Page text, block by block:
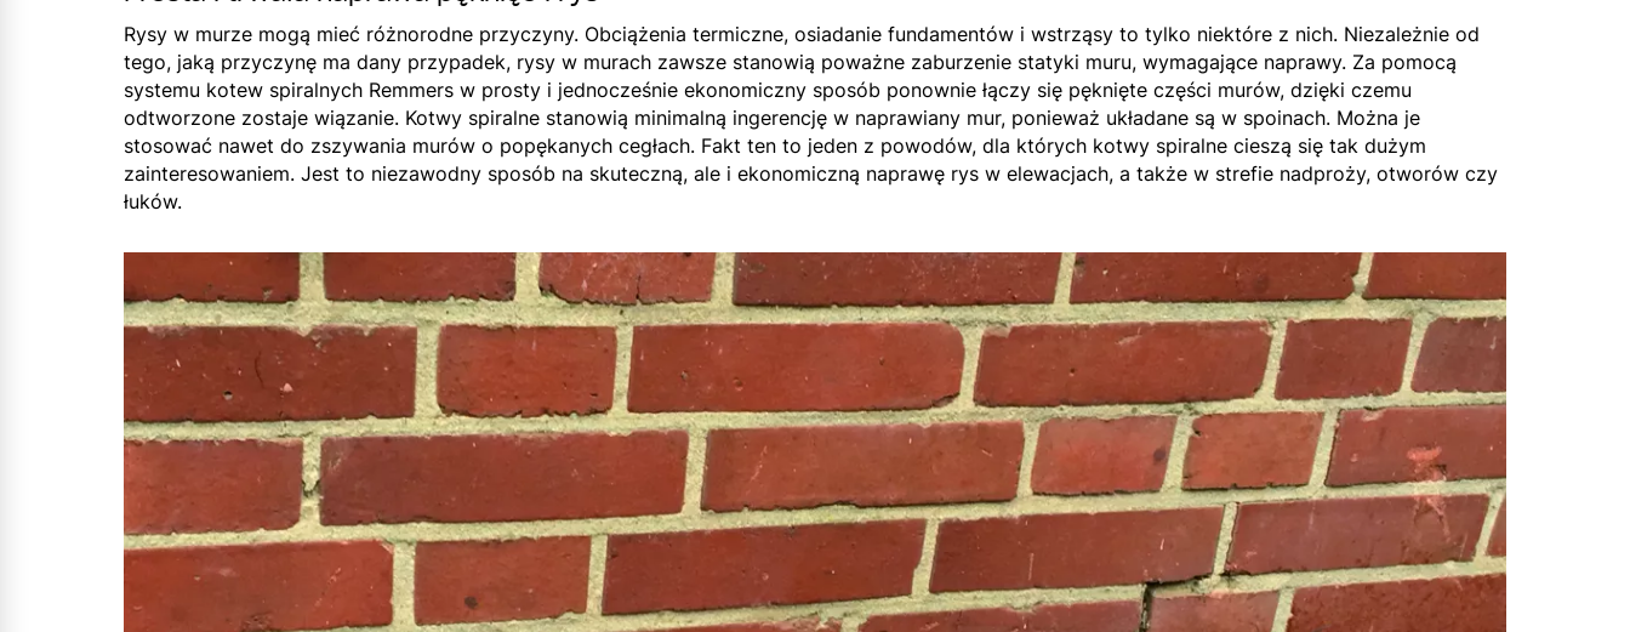
Rysy w murze mogą mieć różnorodne przyczyny. Obciążenia termiczne, osiadanie fundamentów i wstrząsy to tylko niektóre z nich. Niezależnie od
tego, jaką przyczynę ma dany przypadek, rysy w murach zawsze stanowią poważne zaburzenie statyki muru, wymagające naprawy. Za pomocą
systemu kotew spiralnych Remmers w prosty i jednocześnie ekonomiczny sposób ponownie łączy się pęknięte części murów, dzięki czemu
odtworzone zostaje wiązanie. Kotwy spiralne stanowią minimalną ingerencję w naprawiany mur, ponieważ układane są w spoinach. Można je
stosować nawet do zszywania murów o popękanych cegłach. Fakt ten to jeden z powodów, dla których kotwy spiralne cieszą się tak dużym
zainteresowaniem. Jest to niezawodny sposób na skuteczną, ale i ekonomiczną naprawę rys w elewacjach, a także w strefie nadproży, otworów czy
łuków.